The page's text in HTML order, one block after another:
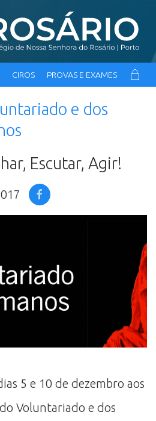
CIROS PROVAS E EXAMES
e dos
Escutar, Agir!
5 e 10 de dezembro aos
Voluntariado e dos